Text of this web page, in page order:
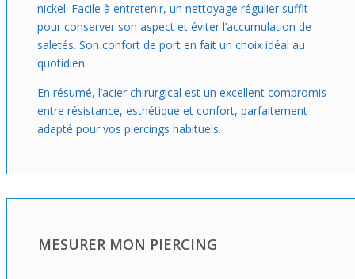
nickel. Facile à entretenir, un nettoyage régulier suffit
pour conserver son aspect et éviter l’accumulation de
saletés. Son confort de port en fait un choix idéal au
quotidien.
En résumé, l’acier chirurgical est un excellent compromis
entre résistance, esthétique et confort, parfaitement
adapté pour vos piercings habituels.
MESURER MON PIERCING